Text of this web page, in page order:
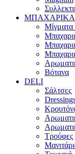
ΜΠΑΧΑΡΙΚΑ
Μίγματα
Βότανα
DELI
Σάλτσες
Τρούφες